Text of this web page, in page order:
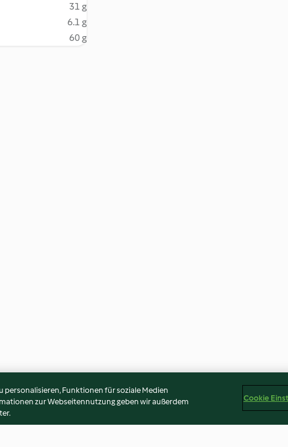
31 g
6.1 g
60 g
personalisieren, Funktionen für soziale Medien
zur Webseitennutzung geben wir außerdem
Cookie